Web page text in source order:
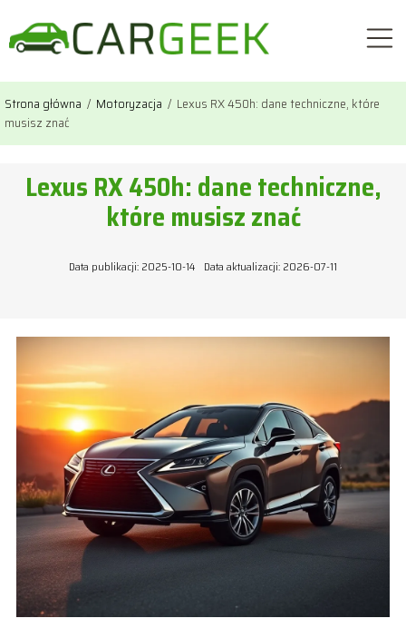
Strona główna / Motoryzacja / Lexus RX 450h: dane techniczne, które
musisz znać
Lexus RX 450h: dane techniczne,
które musisz znać
Data publikacji: 2025-10-14 Data aktualizacji: 2026-07-11